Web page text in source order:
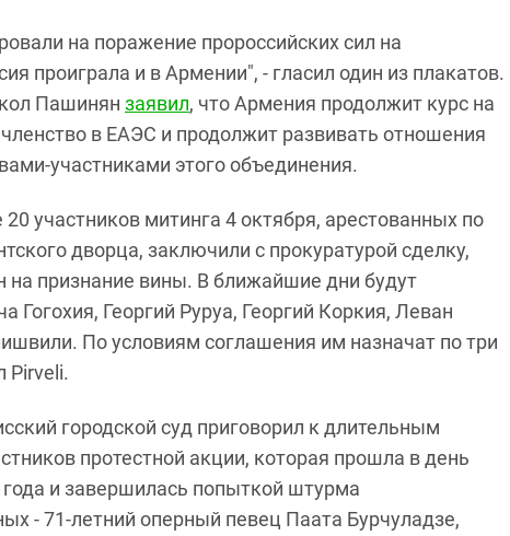
на поражение пророссийских сил на
проиграла и в Армении", - гласил один из плакатов.
Пашинян заявил, что Армения продолжит курс на
в ЕАЭС и продолжит развивать отношения
участниками этого объединения.
участников митинга 4 октября, арестованных по
дворца, заключили с прокуратурой сделку,
признание вины. В ближайшие дни будут
Георгий Руруа, Георгий Коркия, Леван
По условиям соглашения им назначат по три
Pirveli.
городской суд приговорил к длительным
протестной акции, которая прошла в день
и завершилась попыткой штурма
- 71-летний оперный певец Паата Бурчуладзе,